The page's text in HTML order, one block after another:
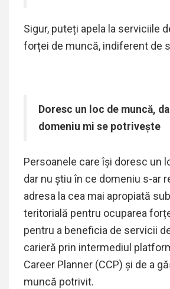
Sigur, puteți apela la serviciile
forței de muncă, indiferent de
Doresc un loc de muncă,
domeniu mi se potrivește
Persoanele care își doresc un
dar nu știu în ce domeniu s-ar
adresa la cea mai apropiată
teritorială pentru ocuparea
pentru a beneficia de servicii
carieră prin intermediul
Career Planner (CCP) și de a
muncă potrivit.